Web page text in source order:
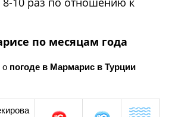
по месяцам года
о погоде в Мармарис в Турции